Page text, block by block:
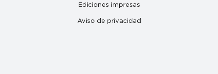
Ediciones impresas
Aviso de privacidad